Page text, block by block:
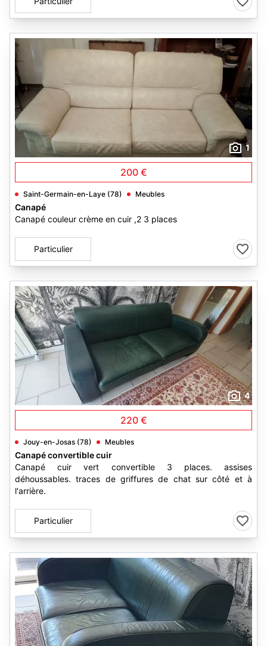
1
200 €
Saint-Germain-en-Laye (78) Meubles
Canapé
Canapé couleur crème en cuir ,2 3 places
Particulier
4
220 €
Jouy-en-Josas (78) Meubles
Canapé convertible cuir
Canapé cuir vert convertible 3 places. assises
déhoussables. traces de griffures de chat sur côté et à
l'arrière.
Particulier